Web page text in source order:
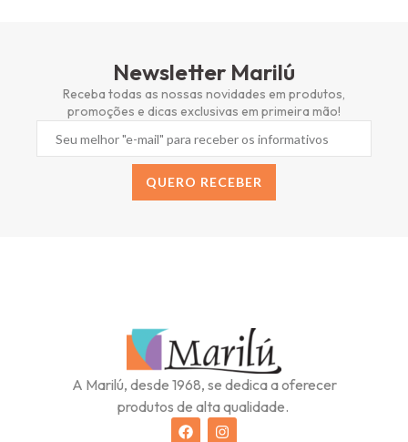
Newsletter Marilú
Receba todas as nossas novidades em produtos,
promoções e dicas exclusivas em primeira mão!
QUERO RECEBER
A Marilú, desde 1968, se dedica a oferecer
produtos de alta qualidade.